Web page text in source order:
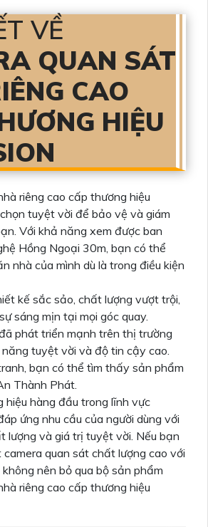
VỀ
QUAN SÁT
CAO
HIỆU
riêng cao cấp thương hiệu
tuyệt vời để bảo vệ và giám
Với khả năng xem được ban
Hồng Ngoại 30m, bạn có thể
nhà của mình dù là trong điều kiện
kế sắc sảo, chất lượng vượt trội,
sáng mịn tại mọi góc quay.
phát triển mạnh trên thị trường
tuyệt vời và độ tin cậy cao.
bạn có thể tìm thấy sản phẩm
Thành Phát.
hiệu hàng đầu trong lĩnh vực
ứng nhu cầu của người dùng với
lượng và giá trị tuyệt vời. Nếu bạn
quan sát chất lượng cao với
nên bỏ qua bộ sản phẩm
riêng cao cấp thương hiệu